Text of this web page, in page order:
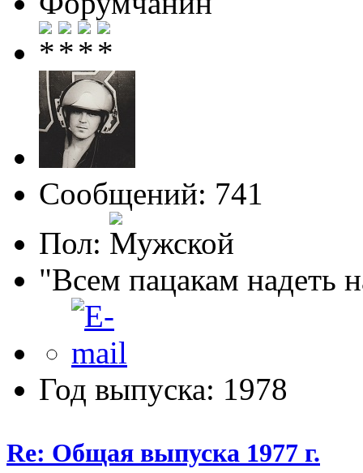
Сообщений: 741
Пол:
"Всем пацакам надеть
Год выпуска: 1978
Re: Общая выпуска 1977 г.